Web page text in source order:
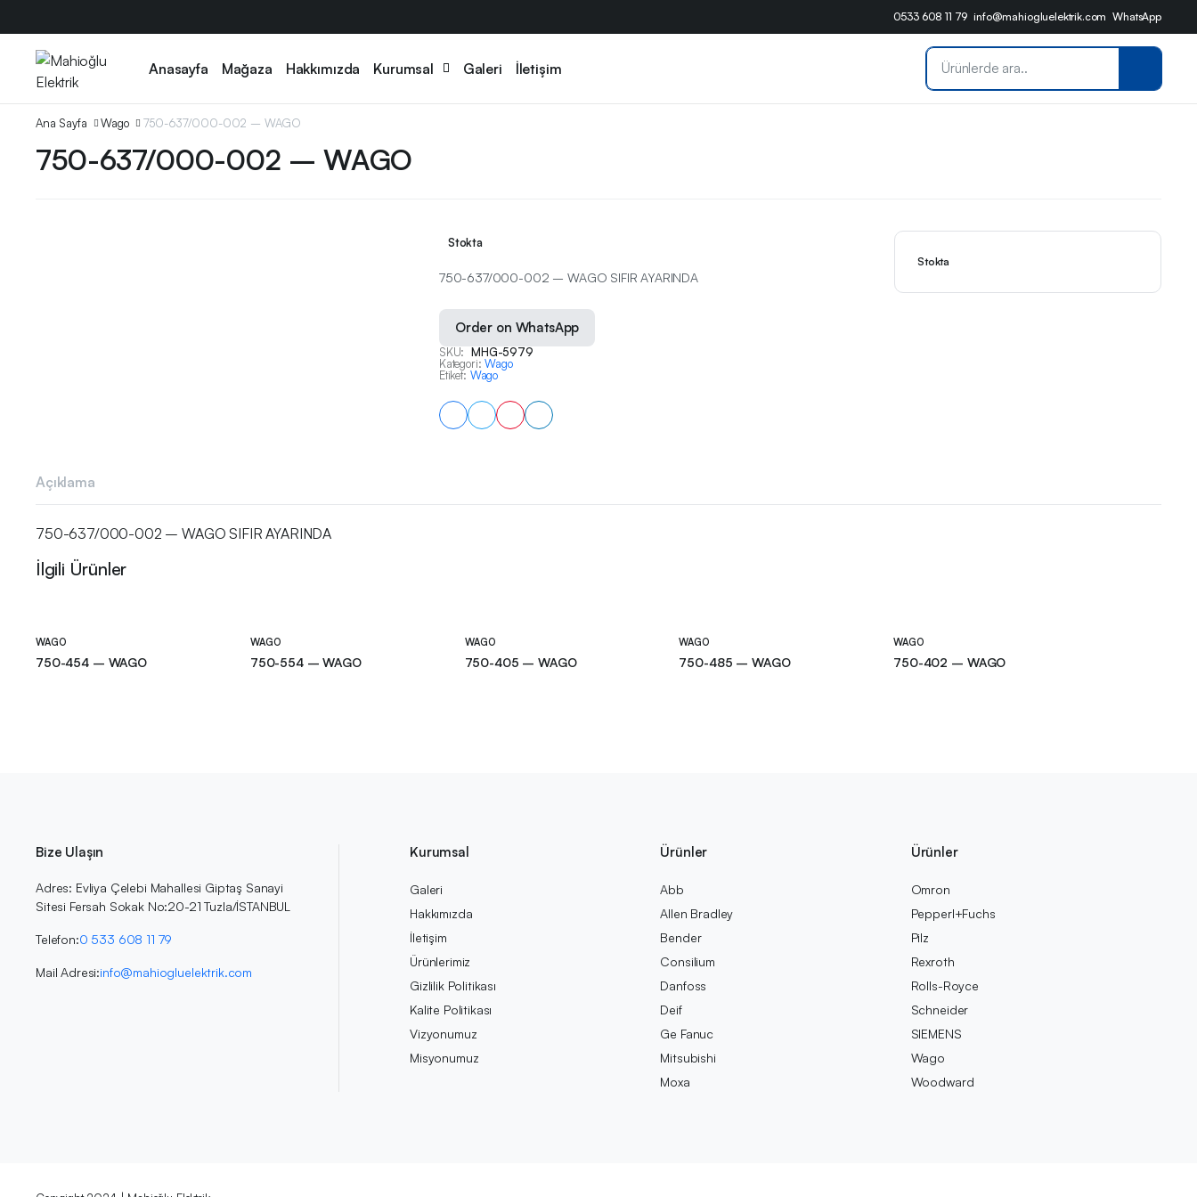
0533 608 11 79 info@mahiogluelektrik.com WhatsApp
Anasayfa Mağaza Hakkımızda Kurumsal Galeri İletişim
Ana Sayfa Wago 750-637/000-002 – WAGO
750-637/000-002 – WAGO
Stokta
Stokta
750-637/000-002 – WAGO SIFIR AYARINDA
Order on WhatsApp
SKU: MHG-5979
Kategori: Wago
Etiket: Wago
Açıklama
750-637/000-002 – WAGO SIFIR AYARINDA
İlgili Ürünler
WAGO
750-454 – WAGO
WAGO
750-554 – WAGO
WAGO
750-405 – WAGO
WAGO
750-485 – WAGO
WAGO
750-402 – WAGO
Bize Ulaşın
Adres: Evliya Çelebi Mahallesi Giptaş Sanayi
Sitesi Fersah Sokak No:20-21 Tuzla/İSTANBUL
Telefon:0 533 608 11 79
Mail Adresi:info@mahiogluelektrik.com
Kurumsal
Galeri
Hakkımızda
İletişim
Ürünlerimiz
Gizlilik Politikası
Kalite Politikası
Vizyonumuz
Misyonumuz
Ürünler
Abb
Allen Bradley
Bender
Consilium
Danfoss
Deif
Ge Fanuc
Mitsubishi
Moxa
Ürünler
Omron
Pepperl+Fuchs
Pilz
Rexroth
Rolls-Royce
Schneider
SIEMENS
Wago
Woodward